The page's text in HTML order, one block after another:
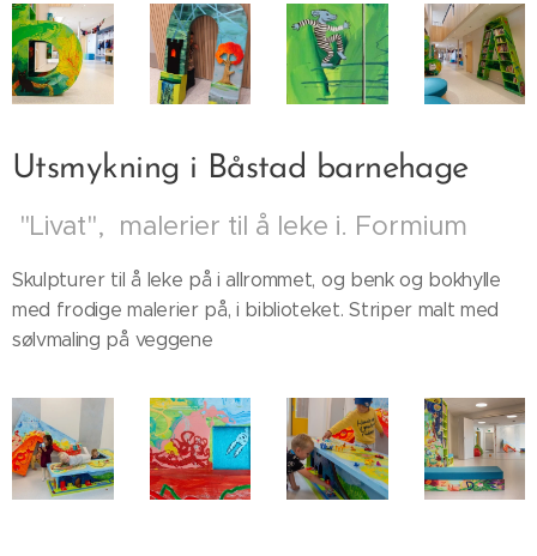
Utsmykning i Båstad barnehage
"Livat", malerier til å leke i. Formium
Skulpturer til å leke på i allrommet, og benk og bokhylle
med frodige malerier på, i biblioteket. Striper malt med
sølvmaling på veggene